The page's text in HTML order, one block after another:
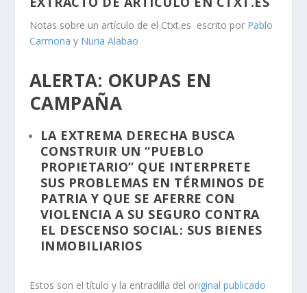
Notas sobre un artículo de el Ctxt.es escrito por Pablo
Carmona y Nuria Alabao
ALERTA: OKUPAS EN
CAMPAÑA
LA EXTREMA DERECHA BUSCA
CONSTRUIR UN “PUEBLO
PROPIETARIO” QUE INTERPRETE
SUS PROBLEMAS EN TÉRMINOS DE
PATRIA Y QUE SE AFERRE CON
VIOLENCIA A SU SEGURO CONTRA
EL DESCENSO SOCIAL: SUS BIENES
INMOBILIARIOS
Estos son el título y la entradilla del original publicado